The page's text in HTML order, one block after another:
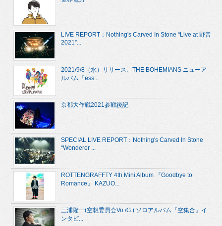
LIVE REPORT：Nothing's Carved In Stone “Live at 野音
2021”...
2021/9/8（水）リリース、THE BOHEMIANS ニューア
ルバム『ess...
京都大作戦2021参戦後記
SPECIAL LIVE REPORT：Nothing's Carved In Stone
“Wonderer ...
ROTTENGRAFFTY 4th Mini Album 『Goodbye to
Romance』 KAZUO...
三浦隆一(空想委員会Vo./G.) ソロアルバム『空集合』イ
ンタビ...